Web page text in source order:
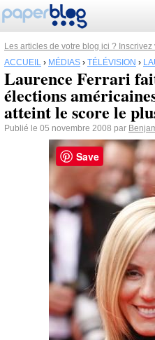
Les articles de votre blog ici ? Inscrivez
ACCUEIL › MÉDIAS › TÉLÉVISION ›
Laurence Ferrari
élections
atteint le score le
Publié le 05 novembre 2008 par
Save